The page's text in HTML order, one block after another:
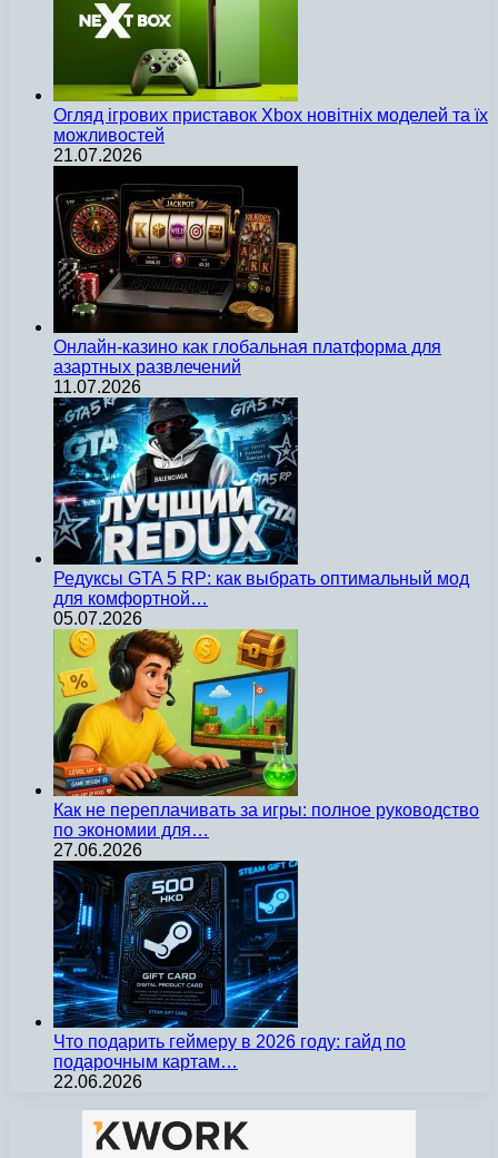
Огляд ігрових приставок Xbox новітніх моделей та їх
можливостей
21.07.2026
Онлайн-казино как глобальная платформа для
азартных развлечений
11.07.2026
Редуксы GTA 5 RP: как выбрать оптимальный мод
для комфортной…
05.07.2026
Как не переплачивать за игры: полное руководство
по экономии для…
27.06.2026
Что подарить геймеру в 2026 году: гайд по
подарочным картам…
22.06.2026